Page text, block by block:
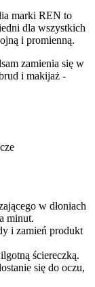
marki REN to
dla wszystkich
i promienną.
zamienia się w
i makijaż -
w dłoniach
minut.
i zamień produkt
ściereczką.
się do oczu,